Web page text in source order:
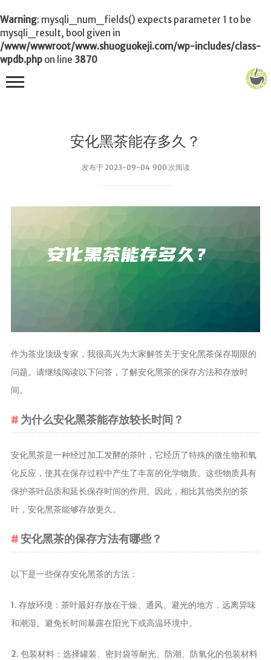
Warning: mysqli_num_fields() expects parameter 1 to be
mysqli_result, bool given in
/www/wwwroot/www.shuoguokeji.com/wp-includes/class-
wpdb.php on line 3870
安化黑茶能存多久？
发布于 2023-09-04 900 次阅读
作为茶业顶级专家，我很高兴为大家解答关于安化黑茶保存期限的
问题。请继续阅读以下问答，了解安化黑茶的保存方法和存放时
间。
为什么安化黑茶能存放较长时间？
安化黑茶是一种经过加工发酵的茶叶，它经历了特殊的微生物和氧
化反应，使其在保存过程中产生了丰富的化学物质。这些物质具有
保护茶叶品质和延长保存时间的作用。因此，相比其他类别的茶
叶，安化黑茶能够存放更久。
安化黑茶的保存方法有哪些？
以下是一些保存安化黑茶的方法：
1. 存放环境：茶叶最好存放在干燥、通风、避光的地方，远离异味
和潮湿。避免长时间暴露在阳光下或高温环境中。
2. 包装材料：选择罐装、密封袋等耐光、防潮、防氧化的包装材料
首页
茶品
饮茶技巧
擂茶
茶叶饮品
茶叶配送
值和功效
减肥茶
茶文化